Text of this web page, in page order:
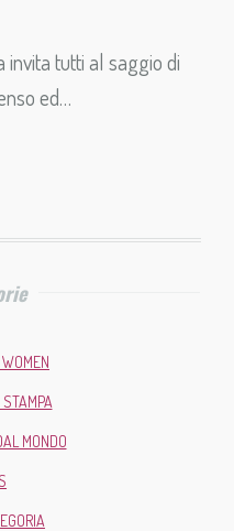
invita tutti al saggio di
ed…
MONDO